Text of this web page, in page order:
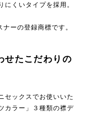
くいタイプを採用。
ーの登録商標です。
たこだわりの
セックスでお使いいた
カラー」３種類の襟デ